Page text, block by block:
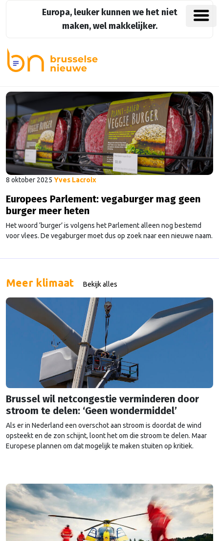
Europa, leuker kunnen we het niet
maken, wel makkelijker.
8 oktober 2025 Yves Lacroix
Europees Parlement: vegaburger mag geen
burger meer heten
Het woord ‘burger’ is volgens het Parlement alleen nog bestemd
voor vlees. De vegaburger moet dus op zoek naar een nieuwe naam.
Meer klimaat Bekijk alles
Brussel wil netcongestie verminderen door
stroom te delen: ‘Geen wondermiddel’
Als er in Nederland een overschot aan stroom is doordat de wind
opsteekt en de zon schijnt, loont het om die stroom te delen. Maar
Europese plannen om dat mogelijk te maken stuiten op kritiek.